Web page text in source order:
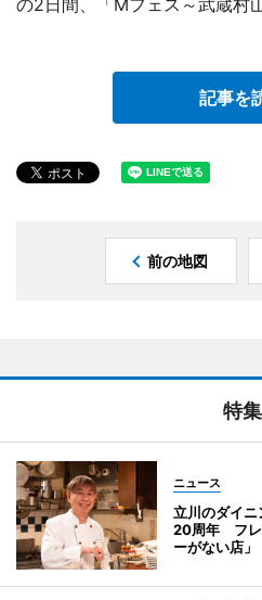
の2日間、「Mフェス～武蔵村
記事を
前の地図
特集
ニュース
立川のダイ
20周年 フレ
ーがない店」